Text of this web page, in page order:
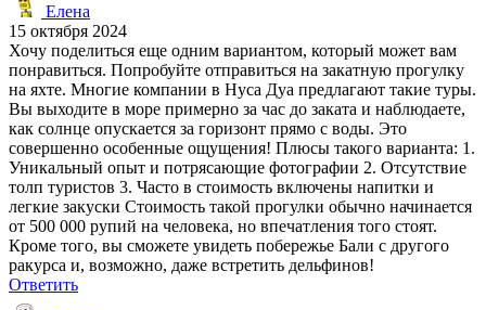
Елена
15 октября 2024
Хочу поделиться еще одним вариантом, который может вам
понравиться. Попробуйте отправиться на закатную прогулку
на яхте. Многие компании в Нуса Дуа предлагают такие туры.
Вы выходите в море примерно за час до заката и наблюдаете,
как солнце опускается за горизонт прямо с воды. Это
совершенно особенные ощущения! Плюсы такого варианта: 1.
Уникальный опыт и потрясающие фотографии 2. Отсутствие
толп туристов 3. Часто в стоимость включены напитки и
легкие закуски Стоимость такой прогулки обычно начинается
от 500 000 рупий на человека, но впечатления того стоят.
Кроме того, вы сможете увидеть побережье Бали с другого
ракурса и, возможно, даже встретить дельфинов!
Ответить